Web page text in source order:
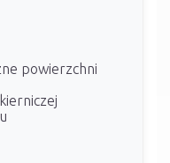
powierzchni